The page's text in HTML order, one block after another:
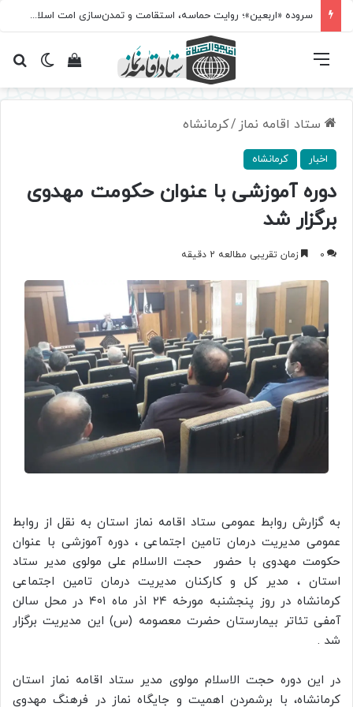
سروده‌ «اربعین»؛ روایت حماسه، استقامت و تمدن‌سازی امت اسلامی
تغییرمشاهده فهرست
ستاد اقامه نماز /کرمانشاه
اخبار کرمانشاه
دوره آموزشی با عنوان حکومت مهدوی
برگزار شد
0 زمان تقریبی مطالعه 2 دقیقه
به گزارش روابط عمومی ستاد اقامه نماز استان به نقل از روابط
عمومی مدیریت درمان تامین اجتماعی ، دوره آموزشی با عنوان
حکومت مهدوی با حضور حجت الاسلام علی مولوی مدیر ستاد
استان ، مدیر کل و کارکنان مدیریت درمان تامین اجتماعی
کرمانشاه در روز پنجشنبه مورخه ۲۴ اذر ماه ۴۰۱ در محل سالن
آمفی تئاتر بیمارستان حضرت معصومه (س) این مدیریت برگزار
شد .
در این دوره حجت الاسلام مولوی مدیر ستاد اقامه نماز استان
کرمانشاه، با برشمردن اهمیت و جایگاه نماز در فرهنگ مهدوی